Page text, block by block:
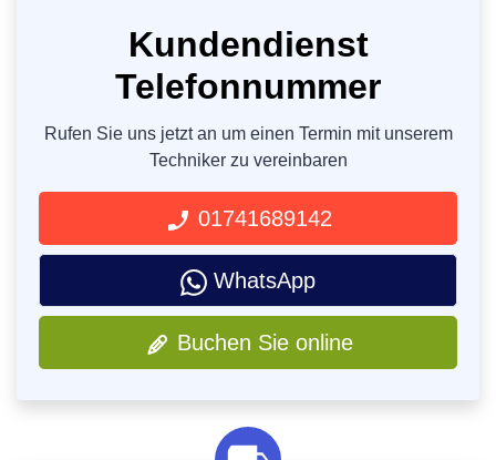
Kundendienst
Telefonnummer
Rufen Sie uns jetzt an um einen Termin mit unserem
Techniker zu vereinbaren
01741689142
WhatsApp
Buchen Sie online